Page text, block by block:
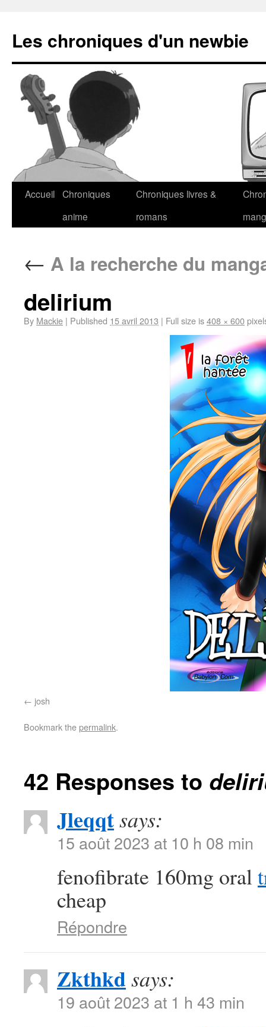
Les chroniques d'un newbie
Accueil Chroniques
anime
Chroniques livres &
romans
← A la recherche du
delirium
By Mackie | Published 15 avril 2013 | Full size is408 × 600
josh
Bookmark thepermalink.
42 Responses to
Jleqqtsays:
15 août 2023 at 10 h 08 min
fenofibrate 160mg oral
cheap
Répondre
Zkthkdsays:
19 août 2023 at 1 h 43 min